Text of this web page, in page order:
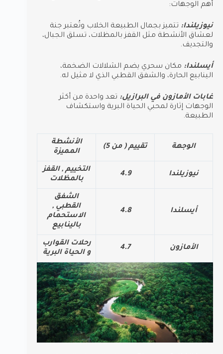
أهم الوجهات:
نيوزيلندا: تتميز بجمال الطبيعة الخلاب وتُعتبر جنة
لعشاق الأنشطة مثل القفز بالمظلات، تسلق الجبال،
والتجديف.
أيسلندا: مكان سحري يضم الشلالات الضخمة،
الينابيع الحارة، والشفق القطبي الذي لا مثيل له.
غابات الأمازون في البرازيل: تعد واحدة من أكثر
الوجهات إثارة لمحبي الحياة البرية واستكشاف
الطبيعة.
الوجهة تقييم ( من 5)
الأنشطة
المميزة
نيوزيلندا 4.9
التخييم , القفز
بالمظلات
أيسلندا 4.8
الشفق
القطبي ,
الاستحمام
بالينابيع
الأمازون 4.7
رحلات القوارب
و الحياة البرية